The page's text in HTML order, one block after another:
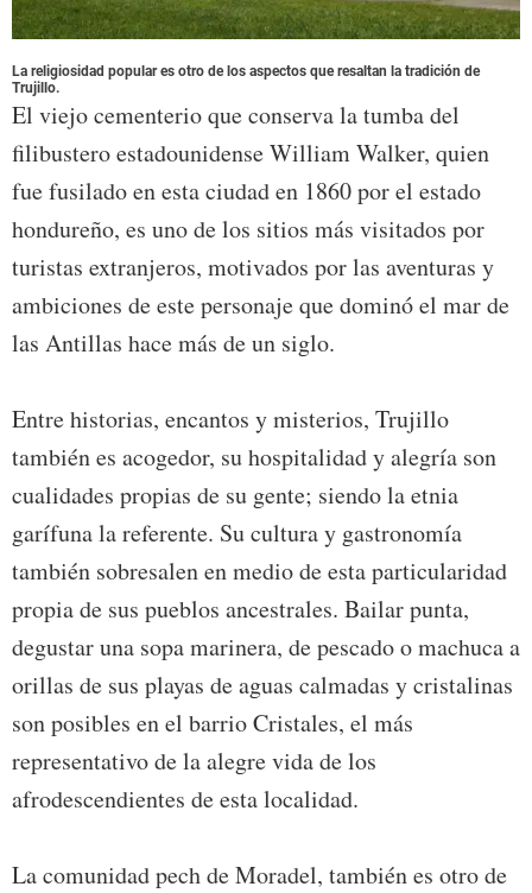
La religiosidad popular es otro de los aspectos que resaltan la tradición de
Trujillo.
El viejo cementerio que conserva la tumba del
filibustero estadounidense William Walker, quien
fue fusilado en esta ciudad en 1860 por el estado
hondureño, es uno de los sitios más visitados por
turistas extranjeros, motivados por las aventuras y
ambiciones de este personaje que dominó el mar de
las Antillas hace más de un siglo.
Entre historias, encantos y misterios, Trujillo
también es acogedor, su hospitalidad y alegría son
cualidades propias de su gente; siendo la etnia
garífuna la referente. Su cultura y gastronomía
también sobresalen en medio de esta particularidad
propia de sus pueblos ancestrales. Bailar punta,
degustar una sopa marinera, de pescado o machuca a
orillas de sus playas de aguas calmadas y cristalinas
son posibles en el barrio Cristales, el más
representativo de la alegre vida de los
afrodescendientes de esta localidad.
La comunidad pech de Moradel, también es otro de